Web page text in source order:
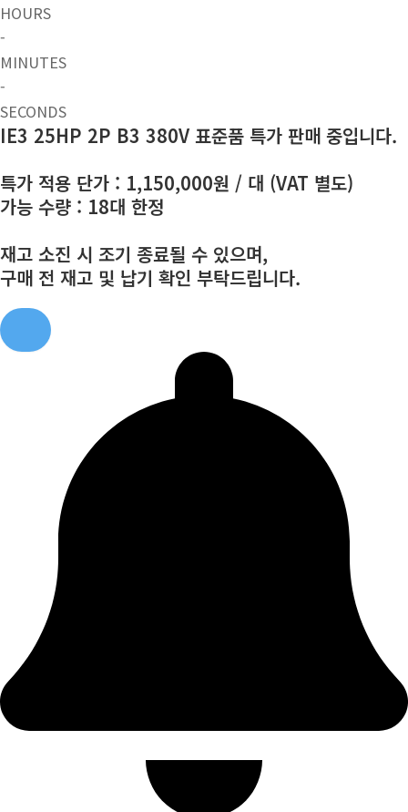
HOURS
-
MINUTES
-
SECONDS
IE3 25HP 2P B3 380V 표준품 특가 판매 중입니다.
특가 적용 단가 : 1,150,000원 / 대 (VAT 별도)
가능 수량 : 18대 한정
재고 소진 시 조기 종료될 수 있으며,
구매 전 재고 및 납기 확인 부탁드립니다.